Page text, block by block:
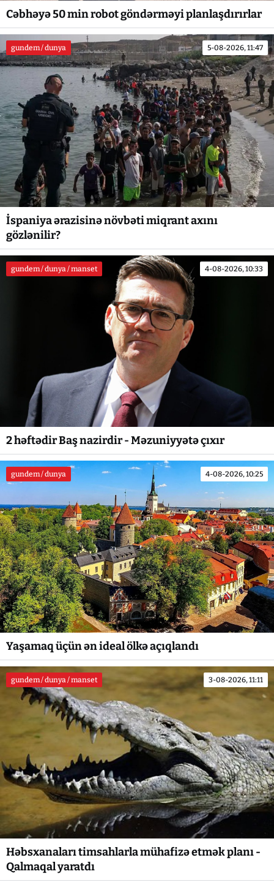
Cəbhəyə 50 min robot göndərməyi planlaşdırırlar
gundem / dunya 5-08-2026, 11:47
İspaniya ərazisinə növbəti miqrant axını
gözlənilir?
gundem / dunya / manset 4-08-2026, 10:33
2 həftədir Baş nazirdir - Məzuniyyətə çıxır
gundem / dunya 4-08-2026, 10:25
Yaşamaq üçün ən ideal ölkə açıqlandı
gundem / dunya / manset 3-08-2026, 11:11
Həbsxanaları timsahlarla mühafizə etmək planı -
Qalmaqal yaratdı